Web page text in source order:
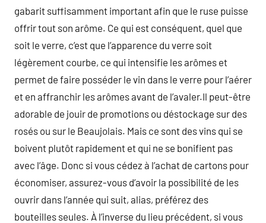
gabarit suffisamment important afin que le ruse puisse
offrir tout son arôme. Ce qui est conséquent, quel que
soit le verre, c’est que l’apparence du verre soit
légèrement courbe, ce qui intensifie les arômes et
permet de faire posséder le vin dans le verre pour l’aérer
et en affranchir les arômes avant de l’avaler.Il peut-être
adorable de jouir de promotions ou déstockage sur des
rosés ou sur le Beaujolais. Mais ce sont des vins qui se
boivent plutôt rapidement et qui ne se bonifient pas
avec l’âge. Donc si vous cédez à l’achat de cartons pour
économiser, assurez-vous d’avoir la possibilité de les
ouvrir dans l’année qui suit, alias, préférez des
bouteilles seules. À l’inverse du lieu précédent, si vous